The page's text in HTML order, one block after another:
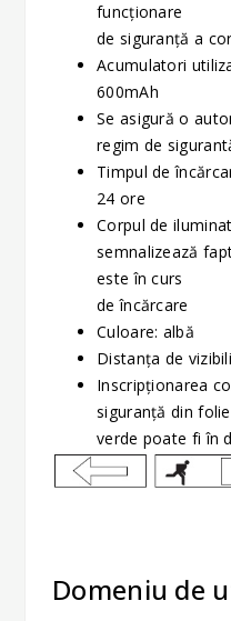
funcţionare
de siguranţă a
Acumulatori
600mAh
Se asigură o
regim de
Timpul de
24 ore
Corpul de
semnalizează
este în curs
de încărcare
Culoare: albă
Distanța de
Inscripţionarea
siguranţă din
verde poate fi în
Domeniu de